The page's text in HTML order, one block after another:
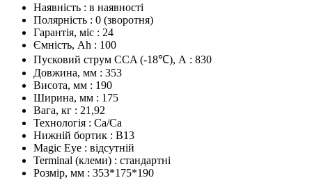
Наявність : в наявності
Полярність : 0 (зворотня)
Гарантія, міс : 24
Ємність, Аh : 100
Пусковий струм CCA (-18℃), А : 830
Довжина, мм : 353
Висота, мм : 190
Ширина, мм : 175
Вага, кг : 21,92
Технологія : Ca/Ca
Нижній бортик : В13
Magic Eye : відсутній
Terminal (клеми) : стандартні
Розмір, мм : 353*175*190